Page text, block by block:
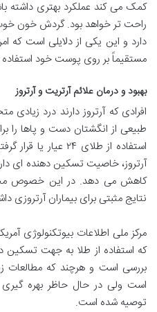
کمک می کند عملکرد بهتری داشته
راحت تر خواهد بود. گردش خون
دارد و این یکی از دلایلی است که
مستقیماً بر روی پوست خود استفاده
بهبود و درمان علائم آرتریت و آرتروز
افرادی که آرتروز دارند درد
طبیعی از انگشتان دست و پاها را
استفاده از طلای ۲۴
آرتروز، خاصیت تسکین دهنده ای
کاهش می دهد. در این خصوص
نتایج مثبتی برای بیماران آرتروزی
که استفاده از طلا به جهت تسکین
بررسی است و هرچند که مطالعات
است ولی در حال حاظر بهره گیری
توصیه شده است.